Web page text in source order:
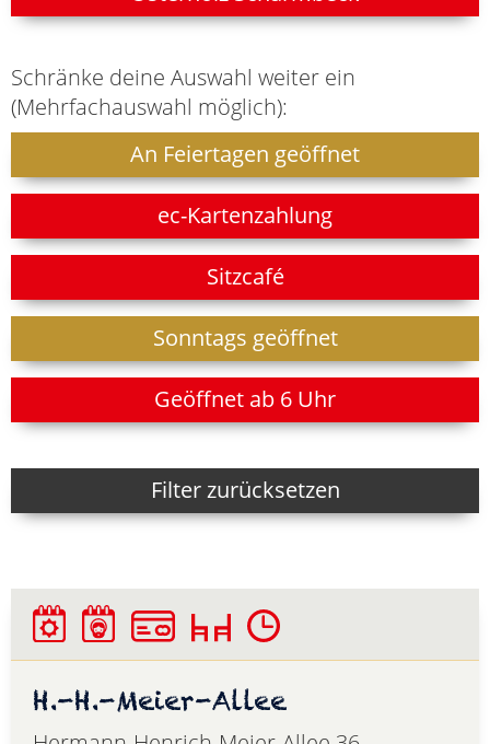
Schränke deine Auswahl weiter ein
(Mehrfachauswahl möglich):
An Feiertagen geöffnet
ec-Kartenzahlung
Sitzcafé
Sonntags geöffnet
Geöffnet ab 6 Uhr
Filter zurücksetzen
H.-H.-Meier-Allee